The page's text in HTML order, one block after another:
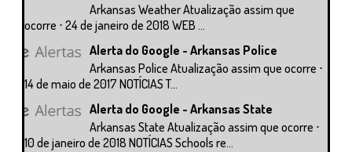
Arkansas Weather Atualização assim que
ocorre ⋅ 24 de janeiro de 2018 WEB ...
Alerta do Google - Arkansas Police
Arkansas Police Atualização assim que ocorre ⋅
14 de maio de 2017 NOTÍCIAS T...
Alerta do Google - Arkansas State
Arkansas State Atualização assim que ocorre ⋅
10 de janeiro de 2018 NOTÍCIAS Schools re...